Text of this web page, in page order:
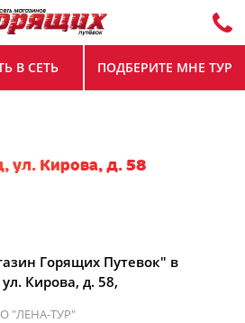
В СЕТЬ ПОДБЕРИТЕ МНЕ ТУР
ул. Кирова, д. 58
Горящих Путевок" в
Кирова, д. 58,
"ЛЕНА-ТУР"